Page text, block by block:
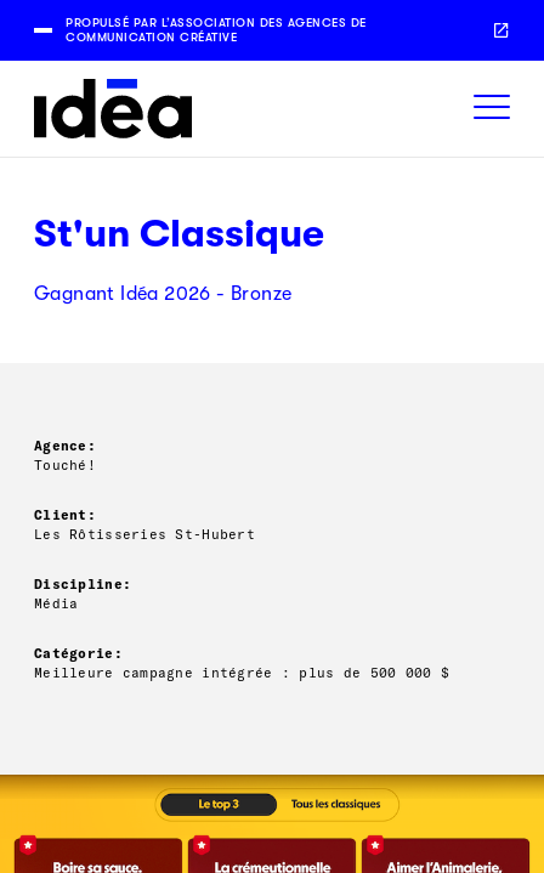
PROPULSÉ PAR L’ASSOCIATION DES AGENCES DE
COMMUNICATION CRÉATIVE
St'un Classique
Gagnant Idéa 2026 - Bronze
Agence:
Touché!
Client:
Les Rôtisseries St-Hubert
Discipline:
Média
Catégorie:
Meilleure campagne intégrée : plus de 500 000 $